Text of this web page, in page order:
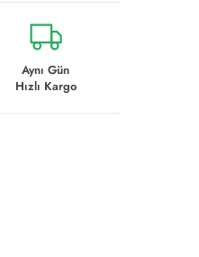
Aynı Gün
Hızlı Kargo